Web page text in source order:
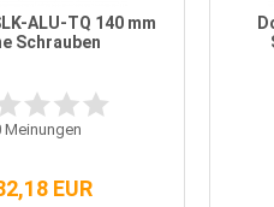
ALU-TQ 140 mm
Schrauben
Meinungen
EUR